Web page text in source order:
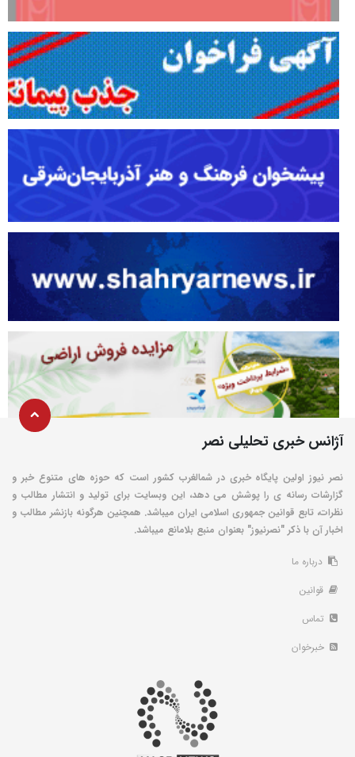
آژانس خبری تحلیلی نصر
نصر نیوز اولین پایگاه خبری در شمالغرب کشور است که حوزه های متنوع خبر و
گزارشات رسانه ی را پوشش می دهد، این وبسایت برای تولید و انتشار مطالب و
نظرات، تابع قوانین جمهوری اسلامی ایران میباشد. همچنین هرگونه بازنشر مطالب و
اخبار آن با ذکر "نصرنیوز" بعنوان منبع بلامانع میباشد.
درباره ما
قوانین
تماس
خبرخوان